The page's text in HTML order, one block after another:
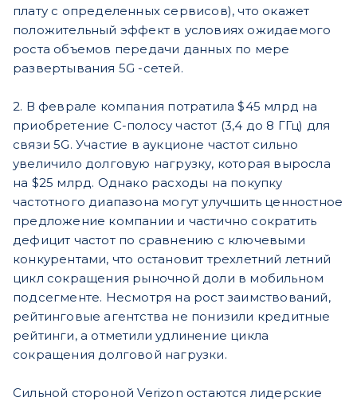
плату с определенных сервисов), что окажет
положительный эффект в условиях ожидаемого
роста объемов передачи данных по мере
развертывания 5G -сетей.
2. В феврале компания потратила $45 млрд на
приобретение C-полосу частот (3,4 до 8 ГГц) для
связи 5G. Участие в аукционе частот сильно
увеличило долговую нагрузку, которая выросла
на $25 млрд. Однако расходы на покупку
частотного диапазона могут улучшить ценностное
предложение компании и частично сократить
дефицит частот по сравнению с ключевыми
конкурентами, что остановит трехлетний летний
цикл сокращения рыночной доли в мобильном
подсегменте. Несмотря на рост заимствований,
рейтинговые агентства не понизили кредитные
рейтинги, а отметили удлинение цикла
сокращения долговой нагрузки.
Сильной стороной Verizon остаются лидерские